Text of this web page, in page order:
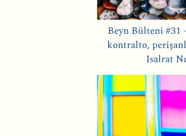
Beyn Bülteni
kontralto,
Isalrat